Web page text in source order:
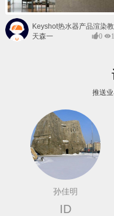
Keyshot热水器产品渲染
天森一
0
推送
孙佳明
ID